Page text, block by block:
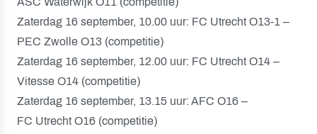
Zaterdag 16 september, 10.00 uur: FC Utrecht O13-1 –
PEC Zwolle O13 (competitie)
Zaterdag 16 september, 12.00 uur: FC Utrecht O14 –
Vitesse O14 (competitie)
Zaterdag 16 september, 13.15 uur: AFC O16 –
FC Utrecht O16 (competitie)